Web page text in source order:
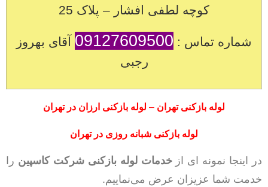
کوچه لطفی افشار – پلاک 25
شماره تماس : 09127609500 آقای بهروز
رجبی
لوله بازکنی تهران – لوله بازکنی ارزان در تهران
لوله بازکنی شبانه روزی در تهران
در اینجا نمونه ای ازخدمات لوله بازکنی شرکت کاسپین را
خدمت شما عزیزان عرض می‌نماییم.